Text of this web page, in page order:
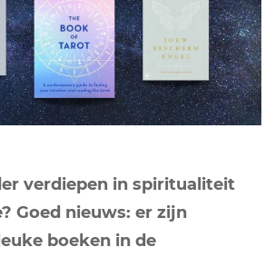
verdiepen in spiritualiteit
Goed nieuws: er zijn
boeken in de